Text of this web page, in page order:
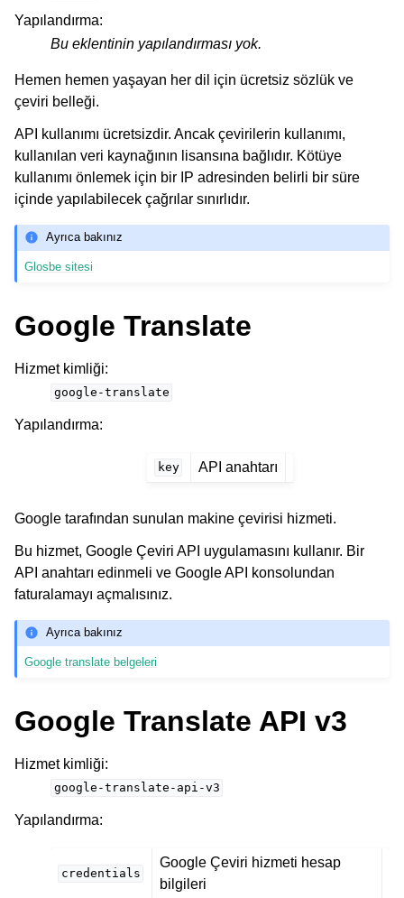
Yapılandırma:
Bu eklentinin yapılandırması yok.
Hemen hemen yaşayan her dil için ücretsiz sözlük ve
çeviri belleği.
API kullanımı ücretsizdir. Ancak çevirilerin kullanımı,
kullanılan veri kaynağının lisansına bağlıdır. Kötüye
kullanımı önlemek için bir IP adresinden belirli bir süre
içinde yapılabilecek çağrılar sınırlıdır.
Ayrıca bakınız
Glosbe sitesi
Google Translate
Hizmet kimliği:
google-translate
Yapılandırma:
key API anahtarı
Google tarafından sunulan makine çevirisi hizmeti.
Bu hizmet, Google Çeviri API uygulamasını kullanır. Bir
API anahtarı edinmeli ve Google API konsolundan
faturalamayı açmalısınız.
Ayrıca bakınız
Google translate belgeleri
Google Translate API v3
Hizmet kimliği:
google-translate-api-v3
Yapılandırma:
credentials
Google Çeviri hizmeti hesap
bilgileri